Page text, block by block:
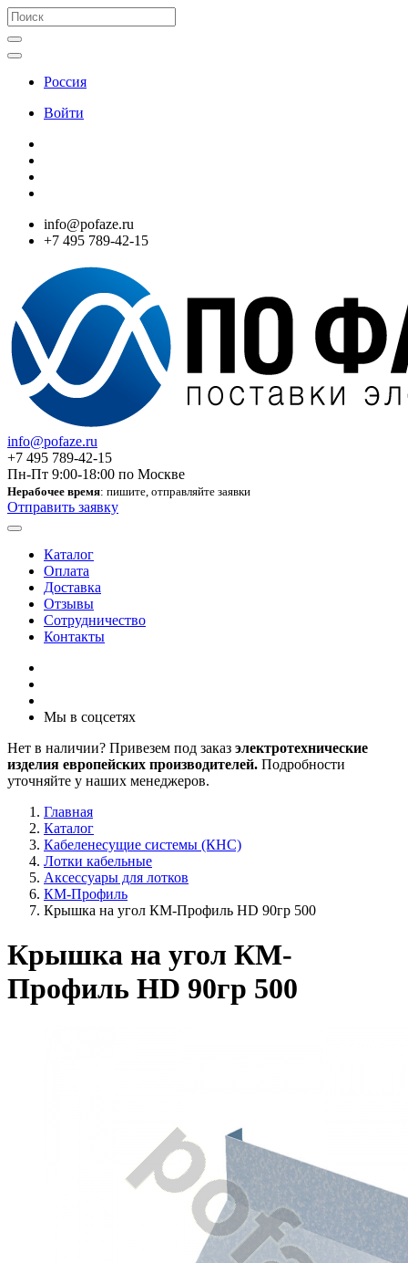
Россия
Войти
info@pofaze.ru
+7 495 789-42-15
info@pofaze.ru
+7 495 789-42-15
Пн-Пт 9:00-18:00 по Москве
Нерабочее время: пишите, отправляйте заявки
Отправить заявку
Каталог
Оплата
Доставка
Отзывы
Сотрудничество
Контакты
Мы в соцсетях
Нет в наличии? Привезем под заказ электротехнические
изделия европейских производителей. Подробности
уточняйте у наших менеджеров.
Главная
Каталог
Кабеленесущие системы (КНС)
Лотки кабельные
Аксессуары для лотков
КМ-Профиль
Крышка на угол КМ-Профиль HD 90гр 500
Крышка на угол КМ-
Профиль HD 90гр 500